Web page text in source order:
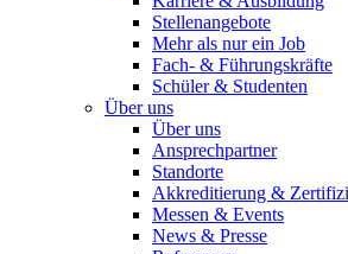
Stellenangebote
Mehr als nur ein Job
Fach- & Führungskräfte
Schüler & Studenten
Über uns
Über uns
Ansprechpartner
Standorte
Akkreditierung &
Messen & Events
News & Presse